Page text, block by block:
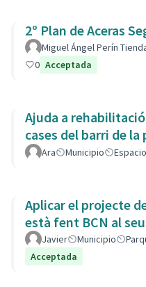
2º Plan de Aceras
Miguel Ángel Perín
0 Acceptada
Ajuda a
cases del barri de la
Ara Municipio
Aplicar el projecte
està fent BCN al
Javier Municipio
Acceptada